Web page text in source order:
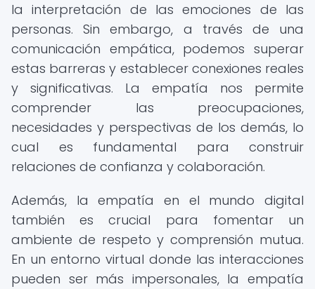
la interpretación de las emociones de las
personas. Sin embargo, a través de una
comunicación empática, podemos superar
estas barreras y establecer conexiones reales
y significativas. La empatía nos permite
comprender las preocupaciones,
necesidades y perspectivas de los demás, lo
cual es fundamental para construir
relaciones de confianza y colaboración.
Además, la empatía en el mundo digital
también es crucial para fomentar un
ambiente de respeto y comprensión mutua.
En un entorno virtual donde las interacciones
pueden ser más impersonales, la empatía